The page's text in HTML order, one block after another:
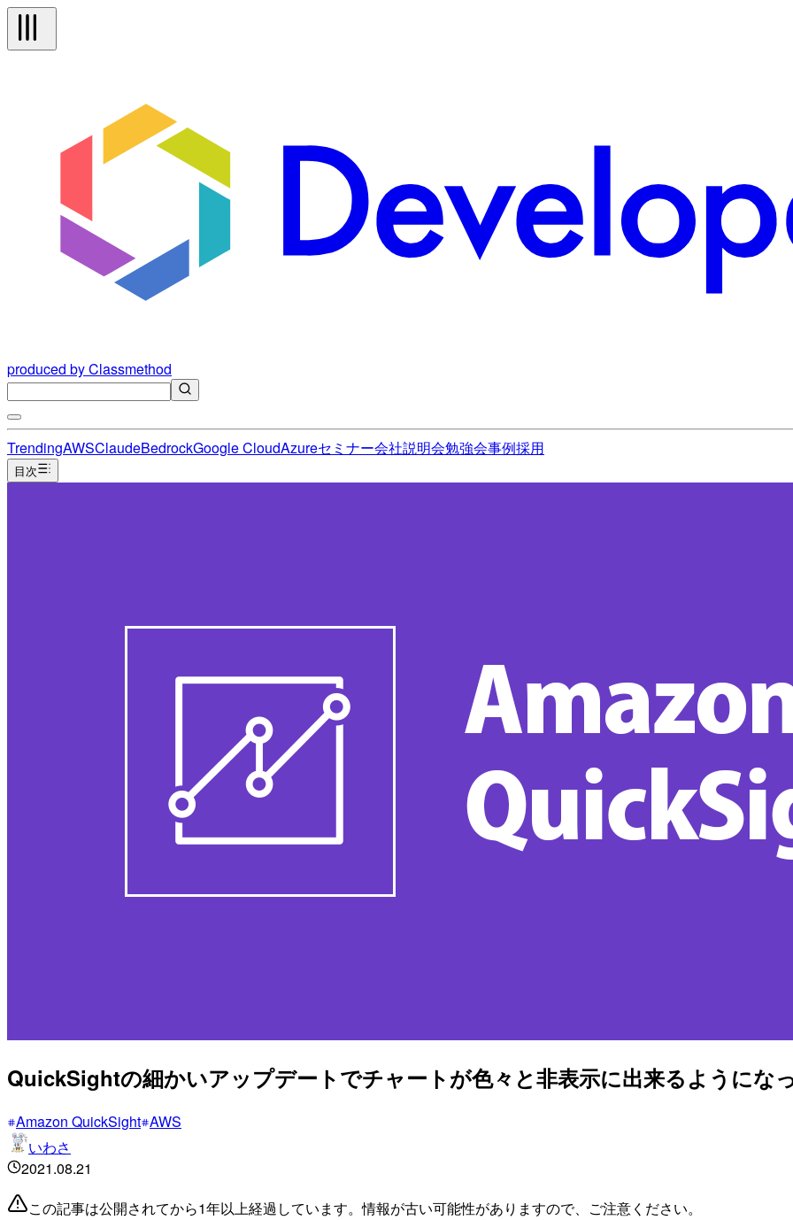
produced by Classmethod
TrendingAWSClaudeBedrockGoogle CloudAzureセミナー会社説明会勉強会事例採用
目次
QuickSightの細かいアップデートでチャートが色々と非表示に出来るようにな
Amazon QuickSight AWS
いわさ
2021.08.21
この記事は公開されてから1年以上経過しています。情報が古い可能性がありますので、ご注意ください。